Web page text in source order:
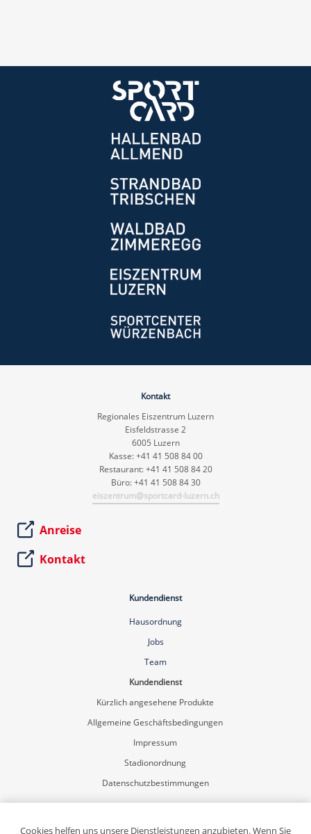
Kontakt
Regionales Eiszentrum Luzern
Eisfeldstrasse 2
6005 Luzern
Kasse: +41 41 508 84 00
Restaurant: +41 41 508 84 20
Büro: +41 41 508 84 30
eiszentrum@sportcard-luzern.ch
Anreise
Kontakt
Kundendienst
Hausordnung
Jobs
Team
Kundendienst
Kürzlich angesehene Produkte
Allgemeine Geschäftsbedingungen
Impressum
Stadionordnung
Datenschutzbestimmungen
Mein Konto
Registrierung
Cookies helfen uns unsere Dienstleistungen anzubieten. Wenn Sie